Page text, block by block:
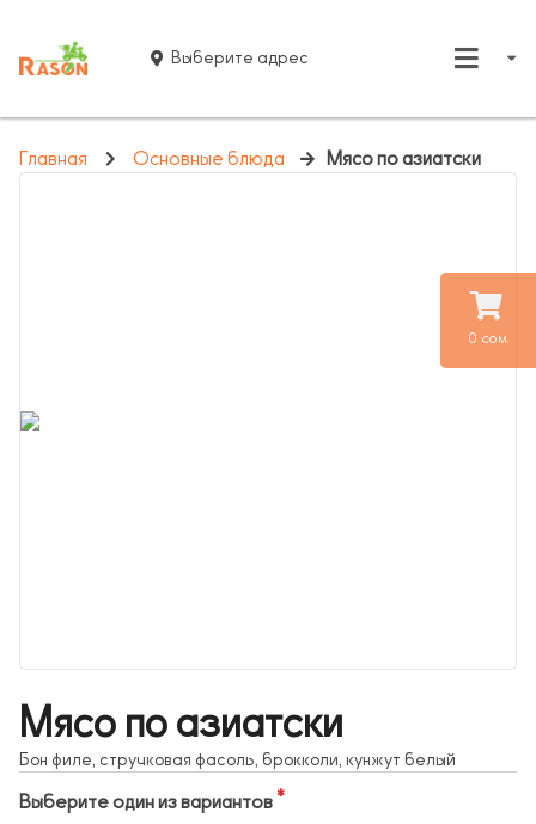
0 сом.
Выберите адрес
Главная Основные блюда Мясо по азиатски
Мясо по азиатски
Бон филе, стручковая фасоль, брокколи, кунжут белый
Выберите один из вариантов